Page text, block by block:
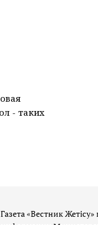
- таких
Газета «Вестник